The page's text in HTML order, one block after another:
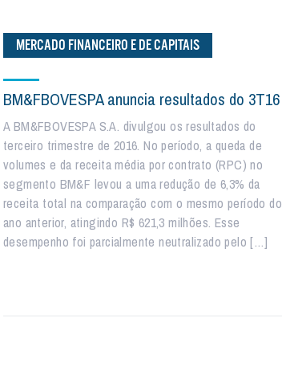
MERCADO FINANCEIRO E DE CAPITAIS
BM&FBOVESPA anuncia resultados do 3T16
A BM&FBOVESPA S.A. divulgou os resultados do
terceiro trimestre de 2016. No período, a queda de
volumes e da receita média por contrato (RPC) no
segmento BM&F levou a uma redução de 6,3% da
receita total na comparação com o mesmo período do
ano anterior, atingindo R$ 621,3 milhões. Esse
desempenho foi parcialmente neutralizado pelo […]